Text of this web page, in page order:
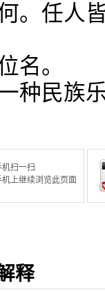
。任人
名。
种民族
扫一扫
机上继续浏览此页面
释